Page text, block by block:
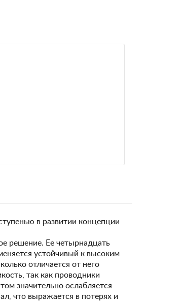
в развитии концепции
решение. Ее четырнадцать
устойчивый к высоким
отличается от него
так как проводники
значительно ослабляется
что выражается в потерях и